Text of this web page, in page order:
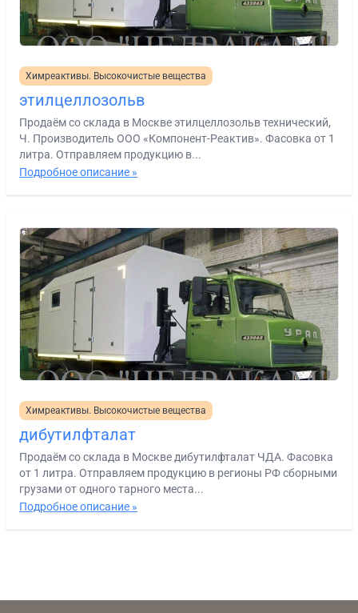
Химреактивы. Высокочистые вещества
этилцеллозольв
Продаём со склада в Москве этилцеллозольв технический,
Ч. Производитель ООО «Компонент-Реактив». Фасовка от 1
литра. Отправляем продукцию в...
Подробное описание »
Химреактивы. Высокочистые вещества
дибутилфталат
Продаём со склада в Москве дибутилфталат ЧДА. Фасовка
от 1 литра. Отправляем продукцию в регионы РФ сборными
грузами от одного тарного места...
Подробное описание »